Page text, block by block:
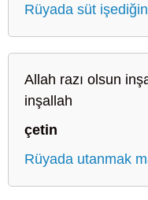
Rüyada süt
Allah razı olsun
inşallah
çetin
Rüyada utanmak